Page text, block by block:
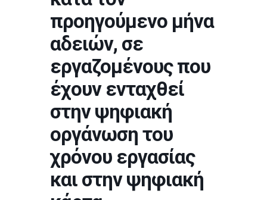
προηγούμενο μήνα
αδειών, σε
εργαζομένους που
έχουν ενταχθεί
στην ψηφιακή
οργάνωση του
χρόνου εργασίας
και στην ψηφιακή